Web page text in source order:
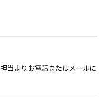
当よりお電話またはメールに